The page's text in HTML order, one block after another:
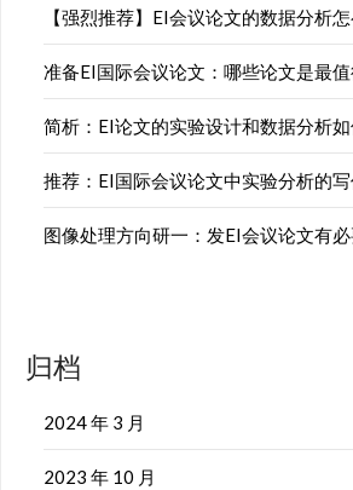
【强烈推荐】EI会议论文的数据分析
准备EI国际会议论文：哪些论文是最值
简析：EI论文的实验设计和数据分析
推荐：EI国际会议论文中实验分析的
图像处理方向研一：发EI会议论文有
归档
2024 年 3 月
2023 年 10 月